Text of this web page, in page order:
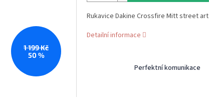
1 199 Kč
50 %
Rukavice Dakine Crossfire Mitt street art
Detailní informace
Perfektní komunikace